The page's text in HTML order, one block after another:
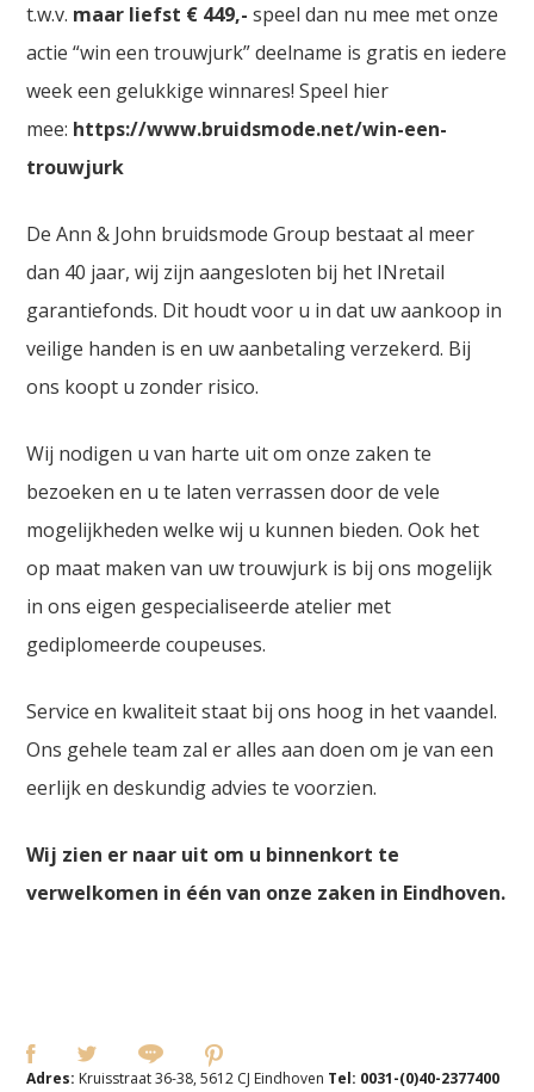
t.w.v. maar liefst € 449,- speel dan nu mee met onze
actie “win een trouwjurk” deelname is gratis en iedere
week een gelukkige winnares! Speel hier
mee: https://www.bruidsmode.net/win-een-
trouwjurk
De Ann & John bruidsmode Group bestaat al meer
dan 40 jaar, wij zijn aangesloten bij het INretail
garantiefonds. Dit houdt voor u in dat uw aankoop in
veilige handen is en uw aanbetaling verzekerd. Bij
ons koopt u zonder risico.
Wij nodigen u van harte uit om onze zaken te
bezoeken en u te laten verrassen door de vele
mogelijkheden welke wij u kunnen bieden. Ook het
op maat maken van uw trouwjurk is bij ons mogelijk
in ons eigen gespecialiseerde atelier met
gediplomeerde coupeuses.
Service en kwaliteit staat bij ons hoog in het vaandel.
Ons gehele team zal er alles aan doen om je van een
eerlijk en deskundig advies te voorzien.
Wij zien er naar uit om u binnenkort te
verwelkomen in één van onze zaken in Eindhoven.
Adres: Kruisstraat 36-38, 5612 CJ Eindhoven Tel: 0031-(0)40-2377400